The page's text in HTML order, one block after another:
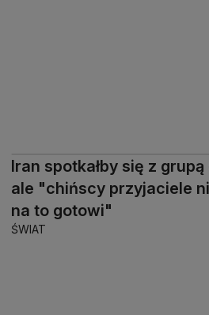
Iran spotkałby się z
ale "chińscy przyjaciele
na to gotowi"
ŚWIAT